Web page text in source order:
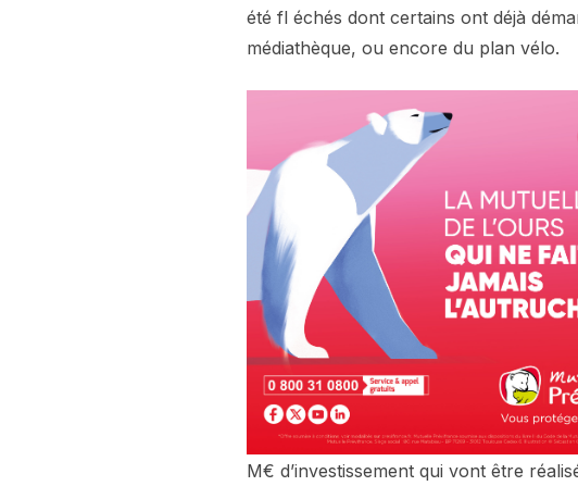
été fl échés dont certains ont déjà
médiathèque, ou encore du plan vélo.
M€ d’investissement qui vont être